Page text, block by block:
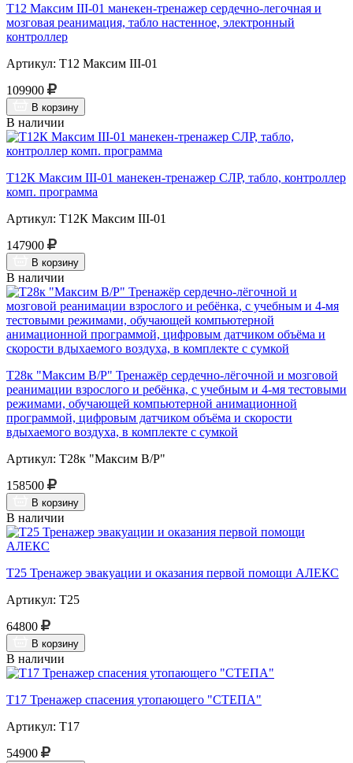
Т12 Максим III-01 манекен-тренажер сердечно-легочная и
мозговая реанимация, табло настенное, электронный
контроллер
Артикул: Т12 Максим III-01
109900
В корзину
В наличии
Т12К Максим III-01 манекен-тренажер СЛР, табло, контроллер
комп. программа
Артикул: Т12К Максим III-01
147900
В корзину
В наличии
Т28к "Максим В/Р" Тренажёр сердечно-лёгочной и мозговой
реанимации взрослого и ребёнка, с учебным и 4-мя тестовыми
режимами, обучающей компьютерной анимационной
программой, цифровым датчиком объёма и скорости
вдыхаемого воздуха, в комплекте с сумкой
Артикул: Т28к "Максим В/Р"
158500
В корзину
В наличии
Т25 Тренажер эвакуации и оказания первой помощи АЛЕКС
Артикул: Т25
64800
В корзину
В наличии
Т17 Тренажер спасения утопающего "СТЕПА"
Артикул: Т17
54900